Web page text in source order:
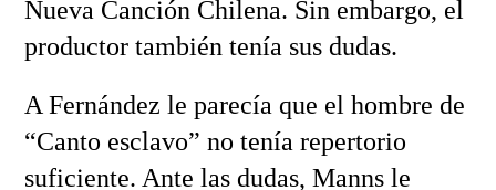
Nueva Canción Chilena. Sin embargo, el
productor también tenía sus dudas.
A Fernández le parecía que el hombre de
“Canto esclavo” no tenía repertorio
suficiente. Ante las dudas, Manns le